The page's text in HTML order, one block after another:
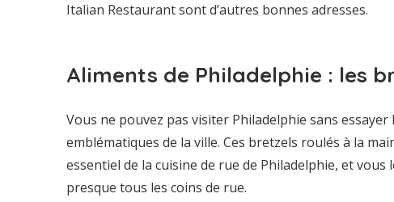
Italian Restaurant sont d’autres bonnes adresses.
Aliments de Philadelphie : les
Vous ne pouvez pas visiter Philadelphie sans essayer
emblématiques de la ville. Ces bretzels roulés à la
essentiel de la cuisine de rue de Philadelphie, et vous
presque tous les coins de rue.